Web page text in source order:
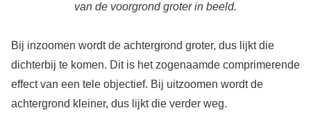
van de voorgrond groter in beeld.
Bij inzoomen wordt de achtergrond groter, dus lijkt die
dichterbij te komen. Dit is het zogenaamde comprimerende
effect van een tele objectief. Bij uitzoomen wordt de
achtergrond kleiner, dus lijkt die verder weg.